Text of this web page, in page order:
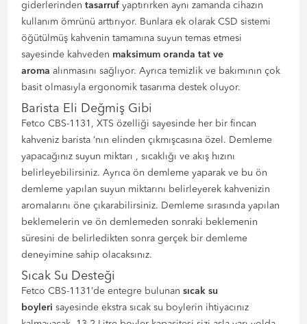
giderlerindentasarruf yaptırırken aynı zamanda cihazın
kullanım ömrünü arttırıyor. Bunlara ek olarak CSD sistemi
öğütülmüş kahvenin tamamına suyun temas etmesi
sayesinde kahveden maksimum oranda tat ve
aroma alınmasını sağlıyor. Ayrıca temizlik ve bakımının çok
basit olmasıyla ergonomik tasarıma destek oluyor.
Barista Eli Değmiş Gibi
Fetco CBS-1131, XTS özelliği sayesinde her bir fincan
kahveniz barista ‘nın elinden çıkmışcasına özel. Demleme
yapacağınız suyun miktarı , sıcaklığı ve akış hızını
belirleyebilirsiniz. Ayrıca ön demleme yaparak ve bu ön
demleme yapılan suyun miktarını belirleyerek kahvenizin
aromalarını öne çıkarabilirsiniz. Demleme sırasında yapılan
beklemelerin ve ön demlemeden sonraki beklemenin
süresini de belirledikten sonra gerçek bir demleme
deneyimine sahip olacaksınız.
Sıcak Su Desteği
Fetco CBS-1131’de entegre bulunansıcak su
boyleri sayesinde ekstra sıcak su boylerin ihtiyacınız